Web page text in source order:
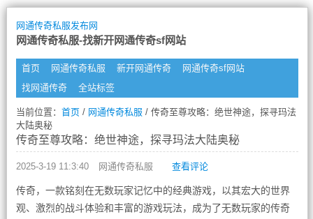
网通传奇私服发布网
网通传奇私服-找新开网通传奇sf网站
首页 网通传奇私服 新开网通传奇
网通传奇sf网站
找网通传奇
全站标签
当前位置： 首页/ 网通传奇私服 / 传奇至尊攻略：绝世神途，探寻玛法
大陆奥秘
传奇至尊攻略：绝世神途，探寻玛法大陆奥秘
2025-3-19 11:3:40 网通传奇私服 查看评论
传奇，一款铭刻在无数玩家记忆中的经典游戏，以其宏大的世界
观、激烈的战斗体验和丰富的游戏玩法，成为了无数玩家的传奇